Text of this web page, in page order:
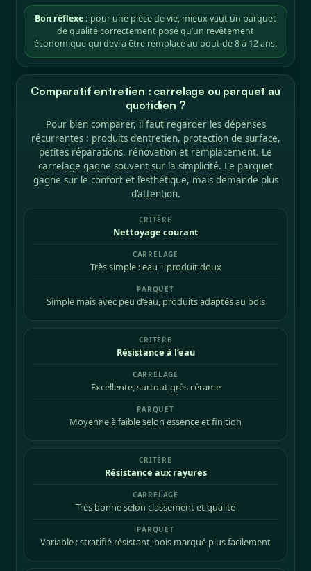
Bon réflexe : pour une pièce de vie, mieux vaut un parquet
de qualité correctement posé qu’un revêtement
économique qui devra être remplacé au bout de 8 à 12 ans.
Comparatif entretien : carrelage ou parquet au
quotidien ?
Pour bien comparer, il faut regarder les dépenses
récurrentes : produits d’entretien, protection de surface,
petites réparations, rénovation et remplacement. Le
carrelage gagne souvent sur la simplicité. Le parquet
gagne sur le confort et l’esthétique, mais demande plus
d’attention.
Nettoyage courant
Très simple : eau + produit doux
Simple mais avec peu d’eau, produits adaptés au bois
Résistance à l’eau
Excellente, surtout grès cérame
Moyenne à faible selon essence et finition
Résistance aux rayures
Très bonne selon classement et qualité
Variable : stratifié résistant, bois marqué plus facilement